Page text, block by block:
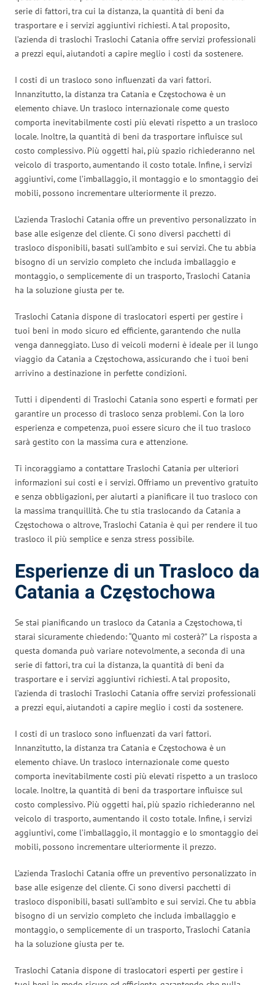
serie di fattori, tra cui la distanza, la quantità di beni da
trasportare e i servizi aggiuntivi richiesti. A tal proposito,
l’azienda di traslochi Traslochi Catania offre servizi professionali
a prezzi equi, aiutandoti a capire meglio i costi da sostenere.
I costi di un trasloco sono influenzati da vari fattori.
Innanzitutto, la distanza tra Catania e Częstochowa è un
elemento chiave. Un trasloco internazionale come questo
comporta inevitabilmente costi più elevati rispetto a un trasloco
locale. Inoltre, la quantità di beni da trasportare influisce sul
costo complessivo. Più oggetti hai, più spazio richiederanno nel
veicolo di trasporto, aumentando il costo totale. Infine, i servizi
aggiuntivi, come l’imballaggio, il montaggio e lo smontaggio dei
mobili, possono incrementare ulteriormente il prezzo.
L’azienda Traslochi Catania offre un preventivo personalizzato in
base alle esigenze del cliente. Ci sono diversi pacchetti di
trasloco disponibili, basati sull’ambito e sui servizi. Che tu abbia
bisogno di un servizio completo che includa imballaggio e
montaggio, o semplicemente di un trasporto, Traslochi Catania
ha la soluzione giusta per te.
Traslochi Catania dispone di traslocatori esperti per gestire i
tuoi beni in modo sicuro ed efficiente, garantendo che nulla
venga danneggiato. L’uso di veicoli moderni è ideale per il lungo
viaggio da Catania a Częstochowa, assicurando che i tuoi beni
arrivino a destinazione in perfette condizioni.
Tutti i dipendenti di Traslochi Catania sono esperti e formati per
garantire un processo di trasloco senza problemi. Con la loro
esperienza e competenza, puoi essere sicuro che il tuo trasloco
sarà gestito con la massima cura e attenzione.
Ti incoraggiamo a contattare Traslochi Catania per ulteriori
informazioni sui costi e i servizi. Offriamo un preventivo gratuito
e senza obbligazioni, per aiutarti a pianificare il tuo trasloco con
la massima tranquillità. Che tu stia traslocando da Catania a
Częstochowa o altrove, Traslochi Catania è qui per rendere il tuo
trasloco il più semplice e senza stress possibile.
Esperienze di un Trasloco da
Catania a Częstochowa
Se stai pianificando un trasloco da Catania a Częstochowa, ti
starai sicuramente chiedendo: “Quanto mi costerà?” La risposta a
questa domanda può variare notevolmente, a seconda di una
serie di fattori, tra cui la distanza, la quantità di beni da
trasportare e i servizi aggiuntivi richiesti. A tal proposito,
l’azienda di traslochi Traslochi Catania offre servizi professionali
a prezzi equi, aiutandoti a capire meglio i costi da sostenere.
I costi di un trasloco sono influenzati da vari fattori.
Innanzitutto, la distanza tra Catania e Częstochowa è un
elemento chiave. Un trasloco internazionale come questo
comporta inevitabilmente costi più elevati rispetto a un trasloco
locale. Inoltre, la quantità di beni da trasportare influisce sul
costo complessivo. Più oggetti hai, più spazio richiederanno nel
veicolo di trasporto, aumentando il costo totale. Infine, i servizi
aggiuntivi, come l’imballaggio, il montaggio e lo smontaggio dei
mobili, possono incrementare ulteriormente il prezzo.
L’azienda Traslochi Catania offre un preventivo personalizzato in
base alle esigenze del cliente. Ci sono diversi pacchetti di
trasloco disponibili, basati sull’ambito e sui servizi. Che tu abbia
bisogno di un servizio completo che includa imballaggio e
montaggio, o semplicemente di un trasporto, Traslochi Catania
ha la soluzione giusta per te.
Traslochi Catania dispone di traslocatori esperti per gestire i